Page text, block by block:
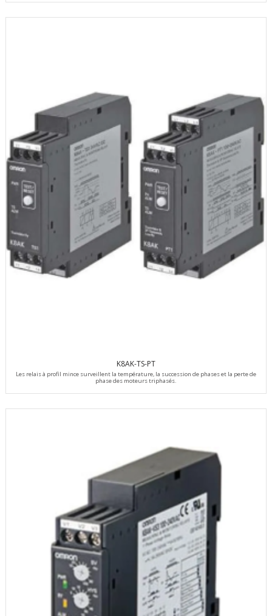
K8AK-TS-PT
Les relais à profil mince surveillent la température, la succession de phases et la perte de
phase des moteurs triphasés.